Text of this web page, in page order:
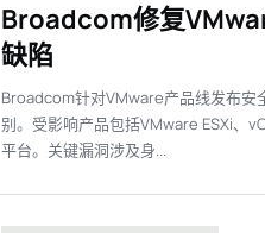
Broadcom修复
缺陷
Broadcom针对VMware产品线发布安
别。受影响产品包括VMware ESXi、
平台。关键漏洞涉及身...